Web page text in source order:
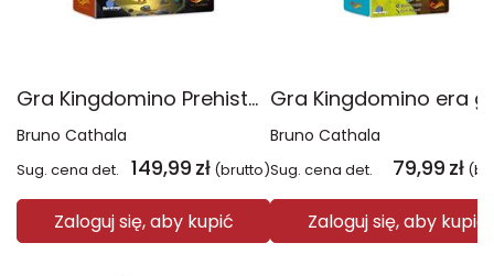
Gra Kingdomino Prehistoria
Bruno Cathala
Sug. cena det. 149,99 zł (brutto)
Zaloguj się, aby kupić
Bruno Cathala
Sug. cena det. 79,99 zł
Zaloguj się, aby kupić